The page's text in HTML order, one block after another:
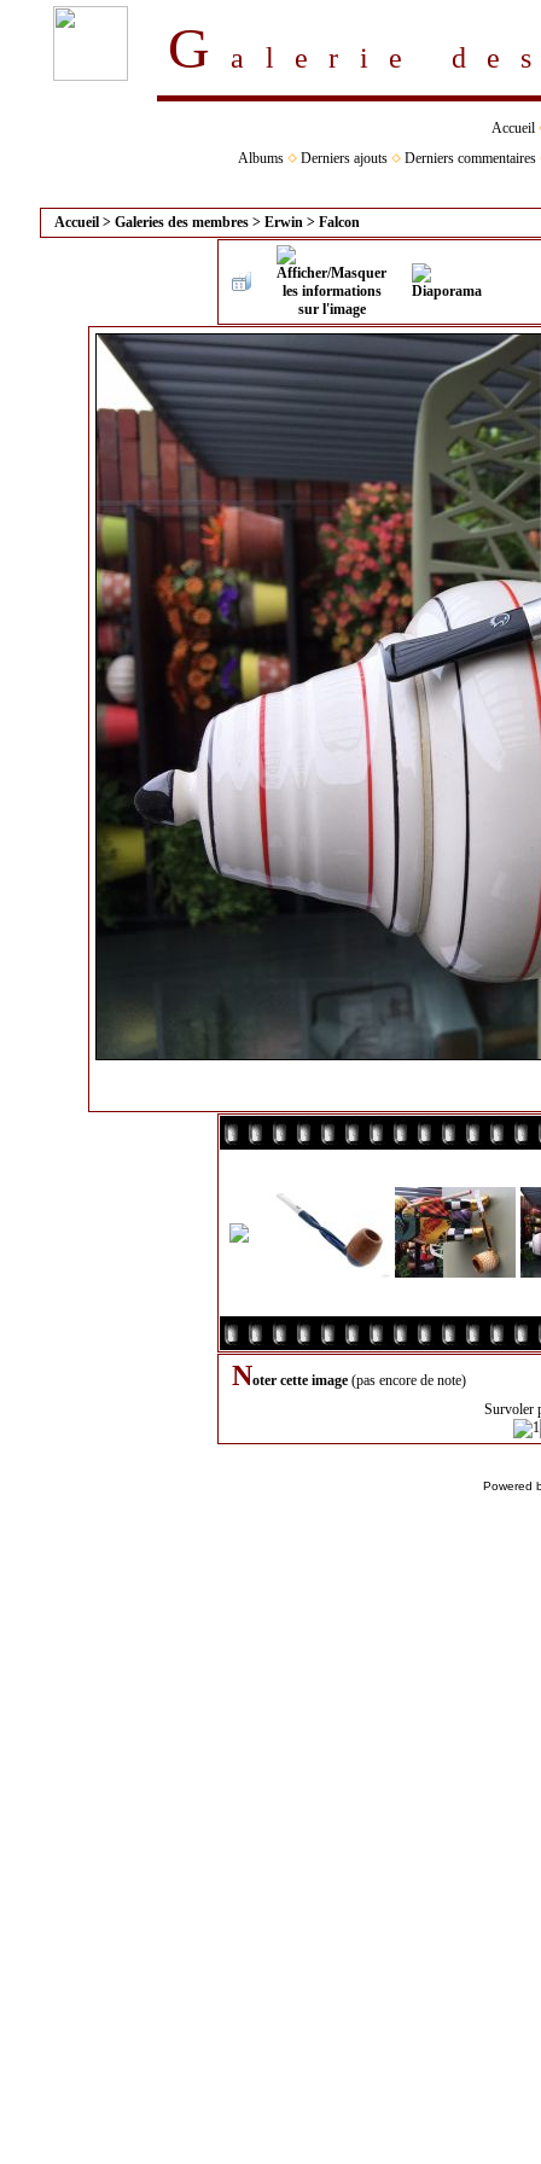
Galerie
Accueil
Albums
Derniers ajouts Derniers commentaires
Accueil > Galeries des membres > Erwin > Falcon
Noter cette image (pas encore de note)
Survoler
Powered